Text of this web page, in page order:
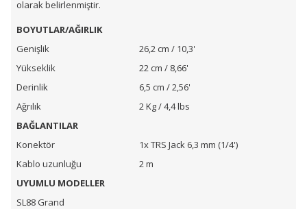
olarak belirlenmiştir.
BOYUTLAR/AĞIRLIK
Genişlik
26,2 cm / 10,3'
Yükseklik
22 cm / 8,66'
Derinlik
6,5 cm / 2,56'
Ağrılık
2 Kg / 4,4 lbs
BAĞLANTILAR
Konektör
1x TRS Jack 6,3 mm (1/4')
Kablo uzunluğu
2 m
UYUMLU MODELLER
SL88 Grand